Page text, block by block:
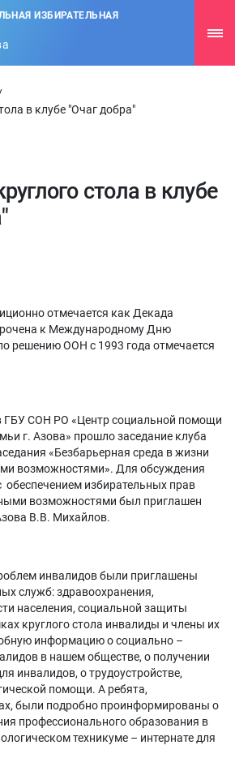
ИЗБИРАТЕЛЬНАЯ
в клубе "Очаг добра"
стола в клубе
отмечается как Декада
к Международному Дню
решению ООН с 1993 года отмечается
ГБУ СОН РО «Центр социальной помощи
г. Азова» прошло заседание клуба
«Безбарьерная среда в жизни
возможностями». Для обсуждения
обеспечением избирательных прав
возможностями был приглашен
В.В. Михайлов.
инвалидов были приглашены
служб: здравоохранения,
населения, социальной защиты
круглого стола инвалиды и члены их
информацию о социально –
в нашем обществе, о получении
инвалидов, о трудоустройстве,
помощи. А ребята,
были подробно проинформированы о
профессионального образования в
техникуме – интернате для